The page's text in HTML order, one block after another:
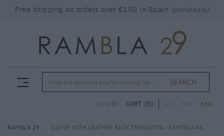
Free shipping on orders over €150 in Spain (peninsula)
Find the product you're looking for ... SEARCH
ENG
LOG IN CART (0)
RAMBLA 29 GLOVE WITH LEATHER BACK TERRACOTA - SAMTACANA